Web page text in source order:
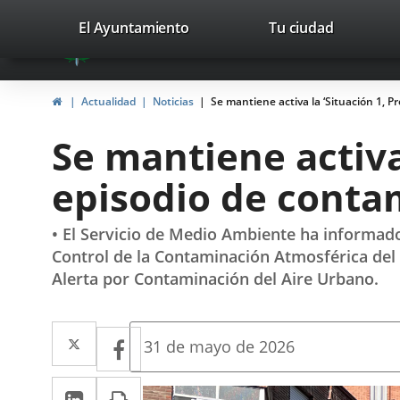
Portal
Web
del
Valladolid
avaTop
valladolid.es
El Ayuntamiento Tu ciudad
InicioActualidad Noticias Se mantiene activa la ‘Situación 1,
Se mantiene
episodio de
• El Servicio de Medio Ambiente ha
Control de la Contaminación Atmosférica
Alerta por Contaminación del Aire Urbano.
Twitter
Enlace
a
Facebook
Enlace
a
LinkedIn
EnlaceImprimir
Fecha
la
noticia
31 de mayo de 2026